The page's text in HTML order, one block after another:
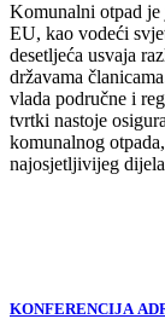
Komunalni otpad je
EU, kao vodeći
desetljeća usvaja
državama
vlada područne i
tvrtki nastoje
komunalnog
najosjetljivijeg
KONFERENCIJA